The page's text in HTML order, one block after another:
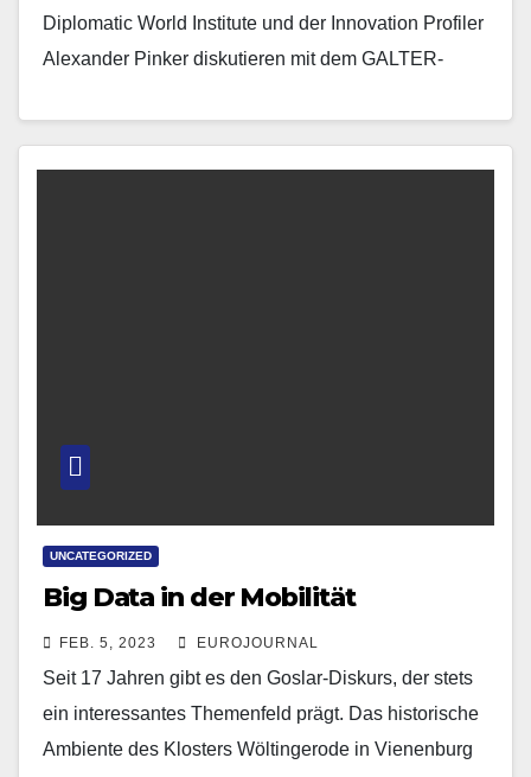
Diplomatic World Institute und der Innovation Profiler
Alexander Pinker diskutieren mit dem GALTER-
UNCATEGORIZED
Big Data in der Mobilität
FEB. 5, 2023 EUROJOURNAL
Seit 17 Jahren gibt es den Goslar-Diskurs, der stets
ein interessantes Themenfeld prägt. Das historische
Ambiente des Klosters Wöltingerode in Vienenburg